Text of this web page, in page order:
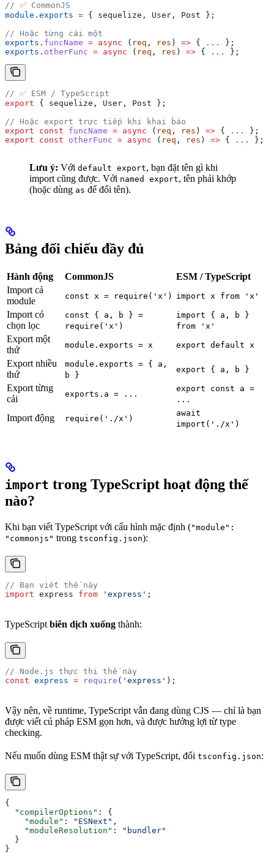
// ✅ CommonJS
module . exports = { sequelize , User , Post };
// Hoặc từng cái một
exports . funcName = async ( req , res ) => { ...
};
exports . otherFunc = async ( req , res ) => { ... };
// ✅ ESM / TypeScript
export { sequelize , User , Post };
// Hoặc export trực tiếp khi khai báo
export const funcName = async ( req , res ) => { ...
};
export const otherFunc = async ( req , res ) => { ... };
Lưu ý: Với default export, bạn đặt tên gì khi
import cũng được. Với named export, tên phải khớp
(hoặc dùng as để đổi tên).
Bảng đối chiếu đầy đủ
Hành động CommonJS
ESM / TypeScript
Import cả
module
const x = require('x') import x from 'x'
Import có
chọn lọc
const { a, b } =
require('x')
import { a, b }
from 'x'
Export một
thứ
module.exports = x export default x
Export nhiều
thứ
module.exports = { a,
b }
export { a, b }
Export từng
cái
exports.a = ...
export const a =
...
Import động require('./x')
await
import('./x')
import trong TypeScript hoạt động thế
nào?
Khi bạn viết TypeScript với cấu hình mặc định ("module":
"commonjs" trong tsconfig.json):
// Bạn viết thế này
import express from 'express' ;
TypeScript biên dịch xuống thành:
// Node.js thực thi thế này
const express = require ( 'express' );
Vậy nên, về runtime, TypeScript vẫn đang dùng CJS — chỉ là bạn
được viết cú pháp ESM gọn hơn, và được hưởng lợi từ type
checking.
Nếu muốn dùng ESM thật sự với TypeScript, đổi tsconfig.json:
{
  "compilerOptions"
: {
    "module"
: "ESNext" ,
    "moduleResolution"
:
"bundler"
  }
}